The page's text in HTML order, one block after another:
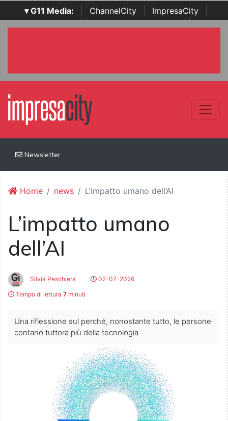
▾ G11 Media: ChannelCity ImpresaCity
SecurityOpenLab | Italian Channel Awards | Italian
Newsletter
Home news L’impatto umano dell’AI
L’impatto umano
dell’AI
Silvia Peschiera
02-07-2026
Tempo di lettura 7 minuti
Una riflessione sul perché, nonostante tutto, le persone
contano tuttora più della tecnologia